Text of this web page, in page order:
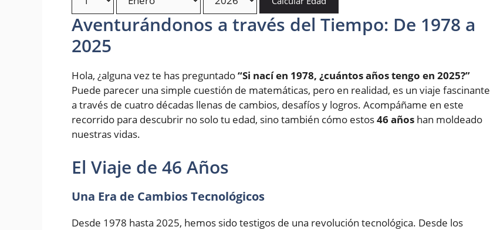
Aventurándonos a través del Tiempo: De 1978 a
2025
Hola, ¿alguna vez te has preguntado“Si nací en 1978, ¿cuántos años tengo en 2025?”
Puede parecer una simple cuestión de matemáticas, pero en realidad, es un viaje fascinante
a través de cuatro décadas llenas de cambios, desafíos y logros. Acompáñame en este
recorrido para descubrir no solo tu edad, sino también cómo estos46 años han moldeado
nuestras vidas.
El Viaje de 46 Años
Una Era de Cambios Tecnológicos
Desde 1978 hasta 2025, hemos sido testigos de una revolución tecnológica. Desde los